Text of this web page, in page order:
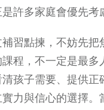
許多家庭會優先考
習點揀，不妨先把
程，不一定是最多
孩子需要、提供正
力與信心的選擇。